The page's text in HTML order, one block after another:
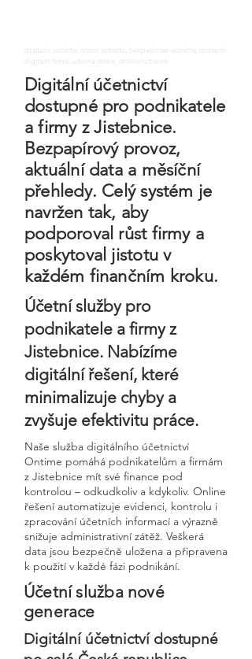
digitalni uctnictvi, online uctnictvi, bezpapirove uctnictvi, moderni
digitalni firma, uctarna online, ontime uctovani
Digitální účetnictví
dostupné pro podnikatele
a firmy z Jistebnice.
Bezpapírový provoz,
aktuální data a měsíční
přehledy. Celý systém je
navržen tak, aby
podporoval růst firmy a
poskytoval jistotu v
každém finančním kroku.
Účetní služby pro
podnikatele a firmy z
Jistebnice. Nabízíme
digitální řešení, které
minimalizuje chyby a
zvyšuje efektivitu práce.
Naše služba digitálního účetnictví
Ontime pomáhá podnikatelům a firmám
z Jistebnice mít své finance pod
kontrolou – odkudkoliv a kdykoliv. Online
řešení automatizuje evidenci, kontrolu i
zpracování účetních informací a výrazně
snižuje administrativní zátěž. Veškerá
data jsou bezpečně uložena a připravena
k použití v každé fázi podnikání.
Účetní služba nové
generace
Digitální účetnictví dostupné